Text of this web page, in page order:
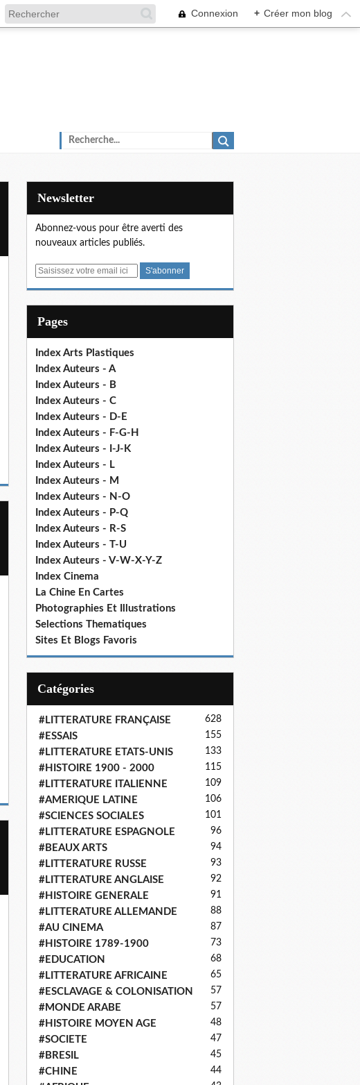
Connexion + Créer mon blog
Newsletter
Abonnez-vous pour être averti des
nouveaux articles publiés.
E
Pages
Index Arts Plastiques
Index Auteurs - A
Index Auteurs - B
Index Auteurs - C
Index Auteurs - D-E
Index Auteurs - F-G-H
Index Auteurs - I-J-K
Index Auteurs - L
Index Auteurs - M
Index Auteurs - N-O
Index Auteurs - P-Q
Index Auteurs - R-S
Index Auteurs - T-U
Index Auteurs - V-W-X-Y-Z
Index Cinema
La Chine En Cartes
Photographies Et Illustrations
Selections Thematiques
Sites Et Blogs Favoris
Catégories
#LITTERATURE FRANÇAISE 628
#ESSAIS 155
#LITTERATURE ETATS-UNIS 133
#HISTOIRE 1900 - 2000 115
#LITTERATURE ITALIENNE 109
#AMERIQUE LATINE 106
#SCIENCES SOCIALES 101
#LITTERATURE ESPAGNOLE 96
#BEAUX ARTS 94
#LITTERATURE RUSSE 93
#LITTERATURE ANGLAISE 92
#HISTOIRE GENERALE 91
#LITTERATURE ALLEMANDE 88
#AU CINEMA 87
#HISTOIRE 1789-1900 73
#EDUCATION 68
#LITTERATURE AFRICAINE 65
#ESCLAVAGE & COLONISATION 57
#MONDE ARABE 57
#HISTOIRE MOYEN AGE 48
#SOCIETE 47
#BRESIL 45
#CHINE 44